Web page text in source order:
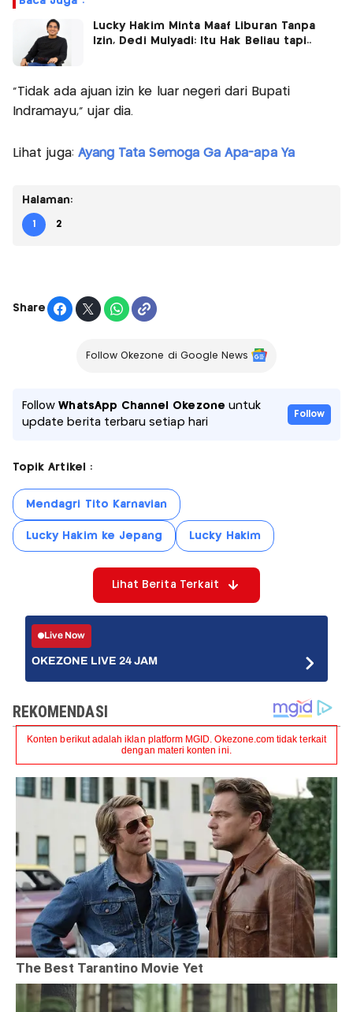
Lucky Hakim Minta Maaf Liburan Tanpa
Izin, Dedi Mulyadi: Itu Hak Beliau tapi..
“Tidak ada ajuan izin ke luar negeri dari Bupati
Indramayu,” ujar dia.
Lihat juga: Ayang Tata Semoga Ga Apa-apa Ya
Halaman:
1 2
Share
Follow Okezone di Google News
FollowWhatsApp Channel Okezone untuk
update berita terbaru setiap hari
Follow
Topik Artikel :
Mendagri Tito Karnavian
Lucky Hakim ke Jepang Lucky Hakim
Lihat Berita Terkait
Live Now
OKEZONE LIVE 24 JAM